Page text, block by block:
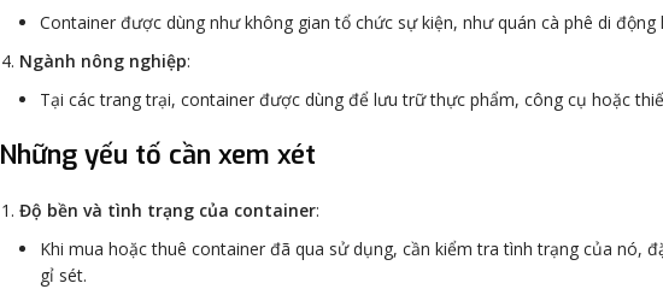
Container được dùng như không gian tổ chức sự kiện, như quán cà phê di
Ngành nông nghiệp:
Tại các trang trại, container được dùng để lưu trữ thực phẩm, công cụ hoặc
Những yếu tố cần xem xét
Độ bền và tình trạng của container:
Khi mua hoặc thuê container đã qua sử dụng, cần kiểm tra tình trạng của nó,
gỉ sét.